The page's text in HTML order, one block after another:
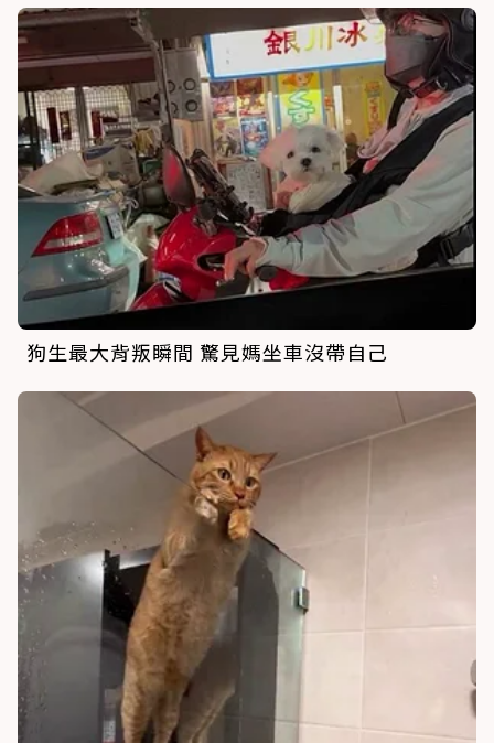
狗生最大背叛瞬間 驚見媽坐車沒帶自己